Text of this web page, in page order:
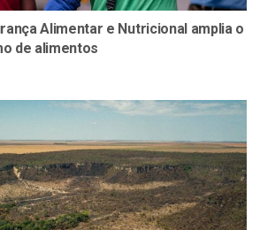
Alimentar e Nutricional amplia o
de alimentos